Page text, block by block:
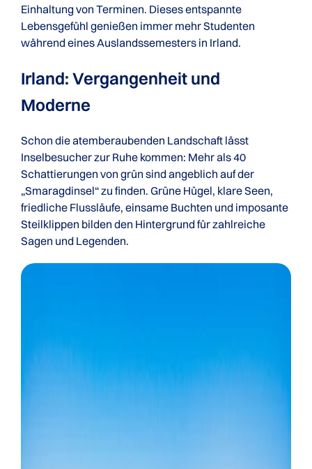
Einhaltung von Terminen. Dieses entspannte
Lebensgefühl genießen immer mehr Studenten
während eines Auslandssemesters in Irland.
Irland: Vergangenheit und
Moderne
Schon die atemberaubenden Landschaft lässt
Inselbesucher zur Ruhe kommen: Mehr als 40
Schattierungen von grün sind angeblich auf der
„Smaragdinsel“ zu finden. Grüne Hügel, klare Seen,
friedliche Flussläufe, einsame Buchten und imposante
Steilklippen bilden den Hintergrund für zahlreiche
Sagen und Legenden.